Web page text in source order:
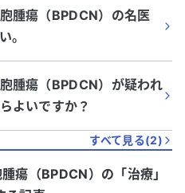
腫瘍（BPDCN）の名医
。
腫瘍（BPDCN）が疑われ
よいですか？
すべて見る(2)
瘍（BPDCN） の「治療」